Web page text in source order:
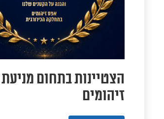
הצטיינות בתחום מניעת
זיהומים